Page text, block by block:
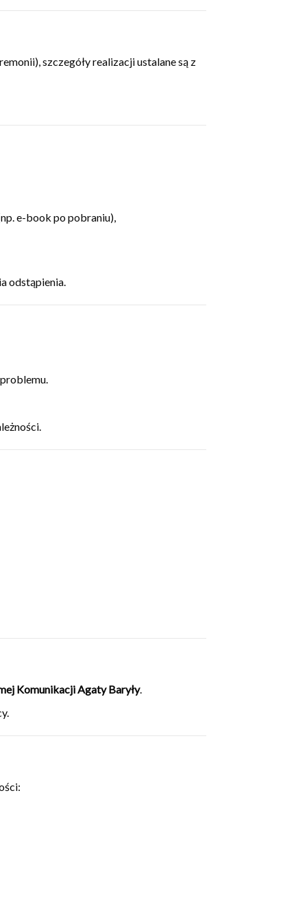
szczegóły realizacji ustalane są z
e-book po pobraniu),
odstąpienia.
Komunikacji Agaty Baryły.